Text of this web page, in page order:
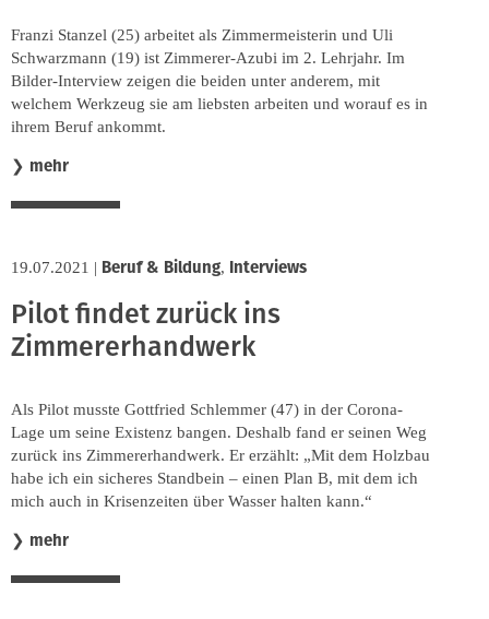
Franzi Stanzel (25) arbeitet als Zimmermeisterin und Uli
Schwarzmann (19) ist Zimmerer-Azubi im 2. Lehrjahr. Im
Bilder-Interview zeigen die beiden unter anderem, mit
welchem Werkzeug sie am liebsten arbeiten und worauf es in
ihrem Beruf ankommt.
❯ mehr
19.07.2021 | Beruf & Bildung, Interviews
Pilot findet zurück ins
Zimmererhandwerk
Als Pilot musste Gottfried Schlemmer (47) in der Corona-
Lage um seine Existenz bangen. Deshalb fand er seinen Weg
zurück ins Zimmererhandwerk. Er erzählt: „Mit dem Holzbau
habe ich ein sicheres Standbein – einen Plan B, mit dem ich
mich auch in Krisenzeiten über Wasser halten kann.“
❯ mehr